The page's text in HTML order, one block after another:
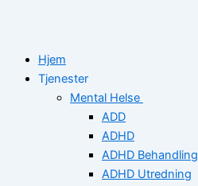
Hjem
Tjenester
Mental Helse
ADD
ADHD
ADHD Behandling
ADHD Utredning